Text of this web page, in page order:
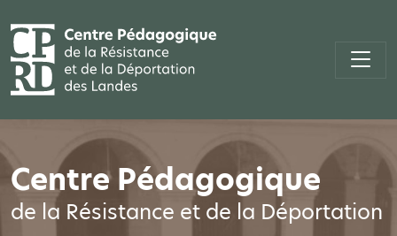
Centre Pédagogique
de la Résistance et de la Déportation